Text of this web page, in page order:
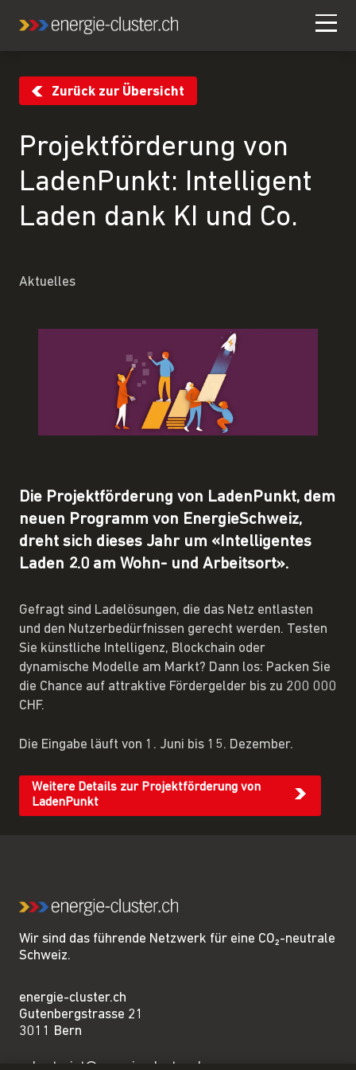
Zurück zur Übersicht
Projektförderung von
LadenPunkt: Intelligent
Laden dank KI und Co.
Aktuelles
Die Projektförderung von LadenPunkt, dem
neuen Programm von EnergieSchweiz,
dreht sich dieses Jahr um «Intelligentes
Laden 2.0 am Wohn- und Arbeitsort».
Gefragt sind Ladelösungen, die das Netz entlasten
und den Nutzerbedürfnissen gerecht werden. Testen
Sie künstliche Intelligenz, Blockchain oder
dynamische Modelle am Markt? Dann los: Packen Sie
die Chance auf attraktive Fördergelder bis zu 200 000
CHF.
Die Eingabe läuft von 1. Juni bis 15. Dezember.
Weitere Details zur Projektförderung von
LadenPunkt
Wir sind das führende Netzwerk für eine CO₂-neutrale
Schweiz.
energie-cluster.ch
Gutenbergstrasse 21
3011 Bern
sekretariat@energie-cluster.ch